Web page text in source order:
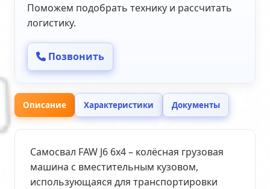
Поможем подобрать технику и рассчитать
логистику.
Позвонить
Описание Характеристики Документы
Самосвал FAW J6 6х4 – колёсная грузовая
машина с вместительным кузовом,
использующаяся для транспортировки